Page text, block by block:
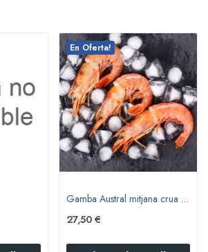
En Oferta!
Gamba Austral mitjana crua congelada a bord 2Kg
27,50 €